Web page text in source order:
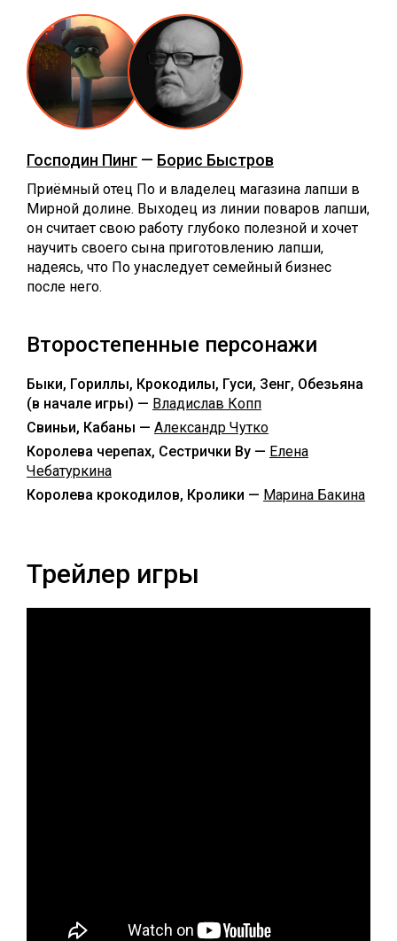
Господин Пинг — Борис Быстров
Приёмный отец По и владелец магазина лапши в
Мирной долине. Выходец из линии поваров лапши,
он считает свою работу глубоко полезной и хочет
научить своего сына приготовлению лапши,
надеясь, что По унаследует семейный бизнес
после него.
Второстепенные персонажи
Быки, Гориллы, Крокодилы, Гуси, Зенг, Обезьяна
(в начале игры) — Владислав Копп
Свиньи, Кабаны — Александр Чутко
Королева черепах, Сестрички Ву — Елена
Чебатуркина
Королева крокодилов, Кролики — Марина Бакина
Трейлер игры